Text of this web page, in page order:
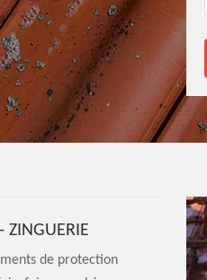
ZINGUERIE
de protection